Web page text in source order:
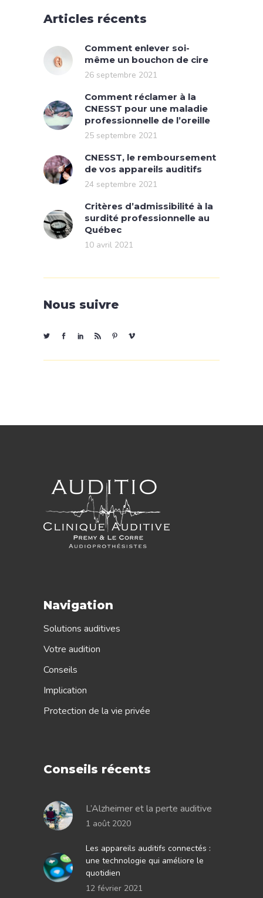
Articles récents
Comment enlever soi-
même un bouchon de cire
26 septembre 2021
Comment réclamer à la
CNESST pour une maladie
professionnelle de l’oreille
25 septembre 2021
CNESST, le remboursement
de vos appareils auditifs
24 septembre 2021
Critères d’admissibilité à la
surdité professionnelle au
Québec
10 avril 2021
Nous suivre
Navigation
Solutions auditives
Votre audition
Conseils
Implication
Protection de la vie privée
Conseils récents
L’Alzheimer et la perte auditive
1 août 2020
Les appareils auditifs connectés :
une technologie qui améliore le
quotidien
12 février 2021